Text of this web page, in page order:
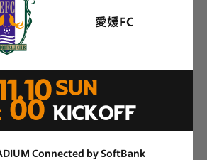
愛媛FC
SUN
00 KICKOFF
Connected by SoftBank